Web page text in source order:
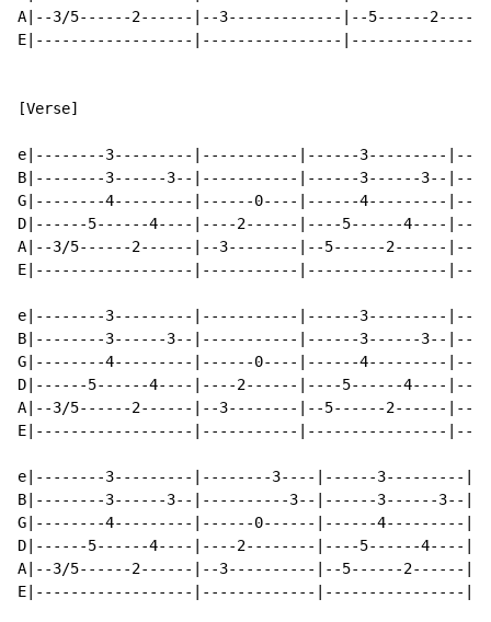
A|--3/5------2------|--3-------------|--5------
E|------------------|----------------
[Verse]
e|--------3---------|-----------|------3---------
B|--------3------3--|-----------|------3------3--
G|--------4---------|------0----|------4---------
D|------5------4----|----2------|----5------4----
A|--3/5------2------|--3--------|--5------2------|--
E|------------------|-----------|----------------
e|--------3---------|-----------|------3---------
B|--------3------3--|-----------|------3------3--
G|--------4---------|------0----|------4---------
D|------5------4----|----2------|----5------4----
A|--3/5------2------|--3--------|--5------2------|--
E|------------------|-----------|----------------
e|--------3---------|--------3----|------3---------
B|--------3------3--|----------3--|------3------3--
G|--------4---------|------0------|------4---------
D|------5------4----|----2--------|----5------4----
A|--3/5------2------|--3----------|--5------2------
E|------------------|-------------|----------------